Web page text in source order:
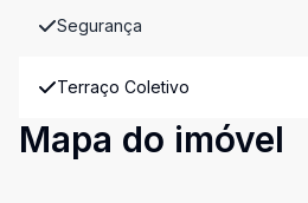
Segurança
Terraço Coletivo
Mapa do imóvel